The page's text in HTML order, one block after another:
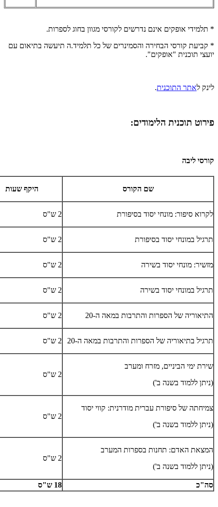
* תלמידי אופקים אינם נדרשים לקורסי מגוון בחוג לספרות.
* קביעת קורסי הבחירה והסמינרים של כל תלמיד.ה תיעשה בתיאום עם
יועצי תוכנית "אופקים".
לינק לאתר התוכנית.
פירוט תוכנית הלימודים:
קורסי ליבה
שם הקורס היקף שעות
לקרוא סיפור: מונחי יסוד בסיפורת 2 ש"ס
תרגיל במונחי יסוד בסיפורת 2 ש"ס
מזשיר: מונחי יסוד בשירה 2 ש"ס
תרגיל במונחי יסוד בשירה 2 ש"ס
התיאוריה של הספרות והתרבות במאה ה-20 2 ש"ס
תרגיל בתיאוריה של הספרות והתרבות במאה ה-20 2 ש"ס
שירת ימי הביניים, מזרח ומערב
(ניתן ללמוד בשנה ב')
2 ש"ס
צמיחתה של סיפורת עברית מודרנית: קווי יסוד
(ניתן ללמוד בשנה ב')
2 ש"ס
המצאת האדם: תחנות בספרות המערב
(ניתן ללמוד בשנה ב')
2 ש"ס
סה"כ 18 ש"ס